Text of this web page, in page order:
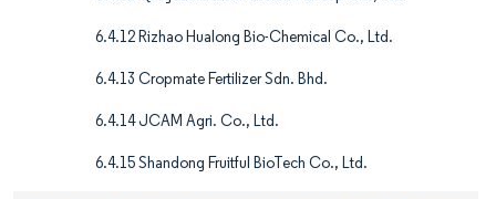
6.4.12 Rizhao Hualong Bio-Chemical Co., Ltd.
6.4.13 Cropmate Fertilizer Sdn. Bhd.
6.4.14 JCAM Agri. Co., Ltd.
6.4.15 Shandong Fruitful BioTech Co., Ltd.